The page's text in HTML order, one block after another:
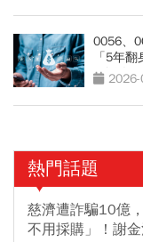
0056、
「5年
更逼人
熱門話題
慈濟遭詐騙10億
不用採購」！謝